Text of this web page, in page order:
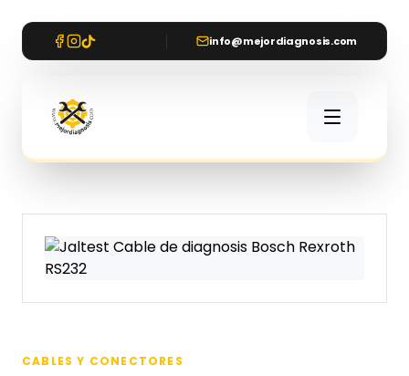
info@mejordiagnosis.com
CABLES Y CONECTORES